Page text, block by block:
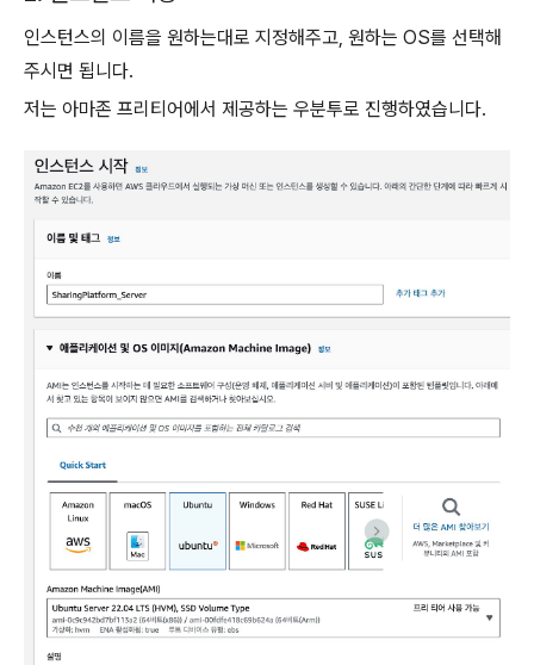
인스턴스의 이름을 원하는대로 지정해주고, 원하는 OS를 선택해
주시면 됩니다.
저는 아마존 프리티어에서 제공하는 우분투로 진행하였습니다.